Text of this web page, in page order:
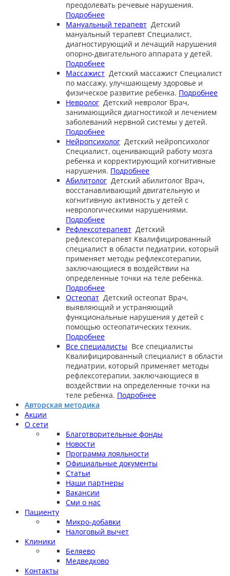
преодолевать речевые нарушения.
Подробнее
Мануальный терапевт Детский
мануальный терапевт Специалист,
диагностирующий и лечащий нарушения
опорно-двигательного аппарата у детей.
Подробнее
Массажист Детский массажист Специалист
по массажу, улучшающему здоровье и
физическое развитие ребенка. Подробнее
Невролог Детский невролог Врач,
занимающийся диагностикой и лечением
заболеваний нервной системы у детей.
Подробнее
Нейропсихолог Детский нейропсихолог
Специалист, оценивающий работу мозга
ребенка и корректирующий когнитивные
нарушения. Подробнее
Абилитолог Детский абилитолог Врач,
восстанавливающий двигательную и
когнитивную активность у детей с
неврологическими нарушениями.
Подробнее
Рефлексотерапевт Детский
рефлексотерапевт Квалифицированный
специалист в области педиатрии, который
применяет методы рефлексотерапии,
заключающиеся в воздействии на
определенные точки на теле ребенка.
Подробнее
Остеопат Детский остеопат Врач,
выявляющий и устраняющий
функциональные нарушения у детей с
помощью остеопатических техник.
Подробнее
Все специалисты Все специалисты
Квалифицированный специалист в области
педиатрии, который применяет методы
рефлексотерапии, заключающиеся в
воздействии на определенные точки на
теле ребенка. Подробнее
Авторская методика
Акции
О сети
Благотворительные фонды
Новости
Программа лояльности
Официальные документы
Статьи
Наши партнеры
Вакансии
Сми о нас
Пациенту
Микро-добавки
Налоговый вычет
Клиники
Беляево
Медведково
Контакты